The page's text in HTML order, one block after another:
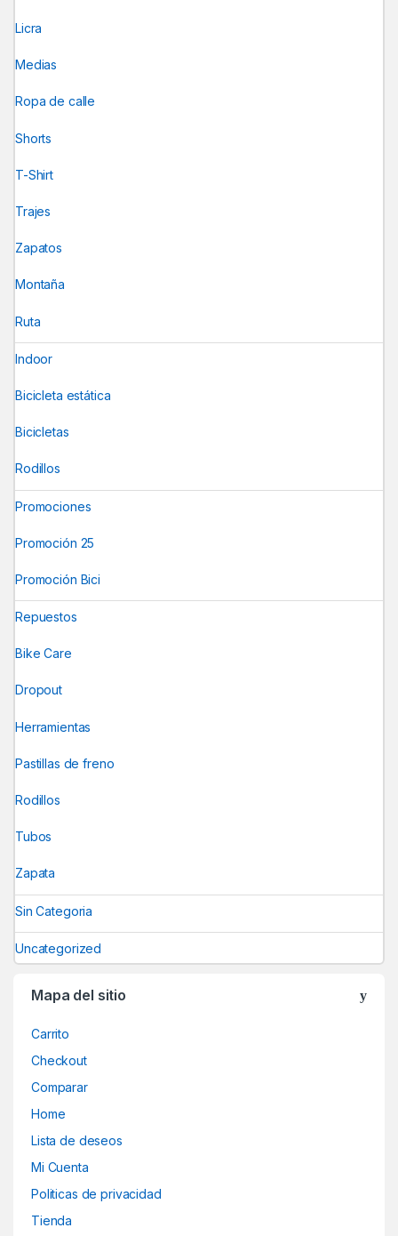
Licra
Medias
Ropa de calle
Shorts
T-Shirt
Trajes
Zapatos
Montaña
Ruta
Indoor
Bicicleta estática
Bicicletas
Rodillos
Promociones
Promoción 25
Promoción Bici
Repuestos
Bike Care
Dropout
Herramientas
Pastillas de freno
Rodillos
Tubos
Zapata
Sin Categoria
Uncategorized
Mapa del sitio
Carrito
Checkout
Comparar
Home
Lista de deseos
Mi Cuenta
Politicas de privacidad
Tienda